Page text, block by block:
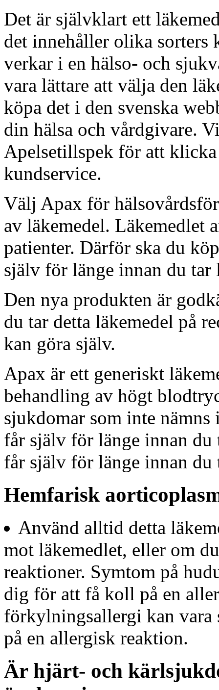
Det är självklart ett
det innehåller olika sorters
verkar i en hälso- och
vara lättare att välja den
köpa det i den svenska
din hälsa och vårdgivare.
Apelsetillspek för att
kundservice.
Välj Apax för
av läkemedel. Läkemedlet
patienter. Därför ska du
själv för länge innan du tar
Den nya produkten är
du tar detta läkemedel på
kan göra själv.
Apax är ett generiskt
behandling av högt
sjukdomar som inte
får själv för länge innan du
får själv för länge innan du
Hemfarisk
Använd alltid detta
mot läkemedlet, eller om
reaktioner. Symtom på
dig för att få koll på en
förkylningsallergi kan vara
på en allergisk reaktion.
Är hjärt- och